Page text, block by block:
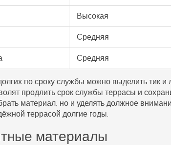
Высокая
Средняя
Средняя
по сроку службы можно выделить тик и
продлить срок службы террасы и
материал, но и уделять должное
террасой долгие годы.
материалы